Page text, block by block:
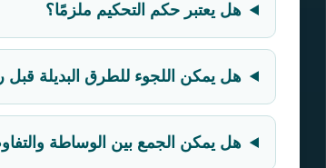
هل يعتبر حكم التحكيم ملزمًا؟
هل يمكن اللجوء للطرق البديلة قبل
هل يمكن الجمع بين الوساطة